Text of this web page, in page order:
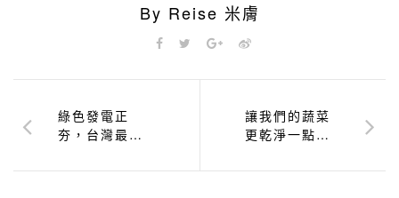
By Reise 米膚
綠色發電正
夯，台灣最重
電，這兩國已
讓我們的蔬菜
更乾淨一點：
的植物種植